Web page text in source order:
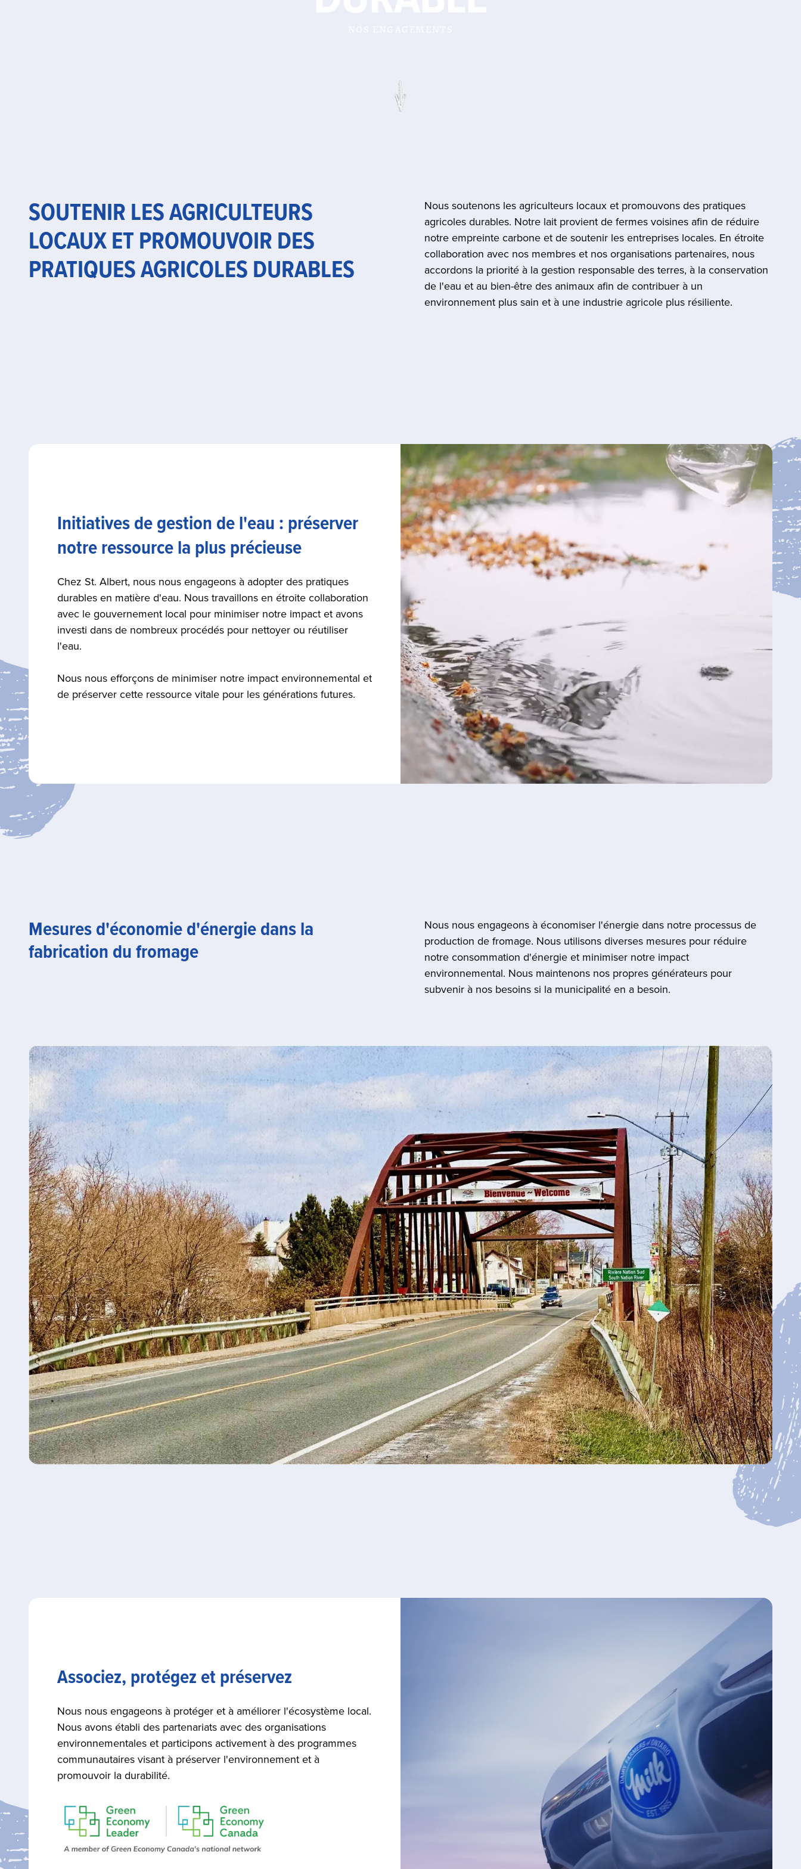
SOUTENIR LES AGRICULTEURS
LOCAUX ET PROMOUVOIR DES
PRATIQUES AGRICOLES DURABLES
Nous soutenons les agriculteurs locaux et promouvons des pratiques
agricoles durables. Notre lait provient de fermes voisines afin de réduire
notre empreinte carbone et de soutenir les entreprises locales. En étroite
collaboration avec nos membres et nos organisations partenaires, nous
accordons la priorité à la gestion responsable des terres, à la conservation
de l'eau et au bien-être des animaux afin de contribuer à un
environnement plus sain et à une industrie agricole plus résiliente.
Initiatives de gestion de l'eau : préserver
notre ressource la plus précieuse
Chez St. Albert, nous nous engageons à adopter des pratiques
durables en matière d'eau. Nous travaillons en étroite collaboration
avec le gouvernement local pour minimiser notre impact et avons
investi dans de nombreux procédés pour nettoyer ou réutiliser
l'eau.
Nous nous efforçons de minimiser notre impact environnemental et
de préserver cette ressource vitale pour les générations futures.
Mesures d'économie d'énergie dans la
fabrication du fromage
Nous nous engageons à économiser l'énergie dans notre processus de
production de fromage. Nous utilisons diverses mesures pour réduire
notre consommation d'énergie et minimiser notre impact
environnemental. Nous maintenons nos propres générateurs pour
subvenir à nos besoins si la municipalité en a besoin.
Associez, protégez et préservez
Nous nous engageons à protéger et à améliorer l'écosystème local.
Nous avons établi des partenariats avec des organisations
environnementales et participons activement à des programmes
communautaires visant à préserver l'environnement et à
promouvoir la durabilité.